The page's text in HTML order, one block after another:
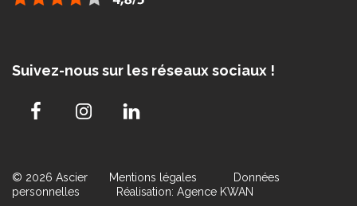
Suivez-nous sur les réseaux sociaux !
© 2026 Ascier Mentions légales
Données
personnelles
Réalisation: Agence KWAN